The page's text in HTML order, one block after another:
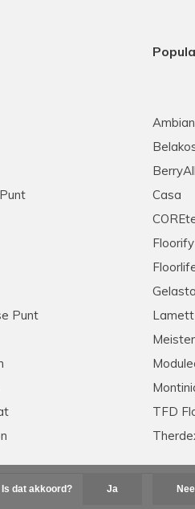
Punt
Casa
Floorify
Gelasta
Lamett
Meister
TFD
dat akkoord? Ja Nee